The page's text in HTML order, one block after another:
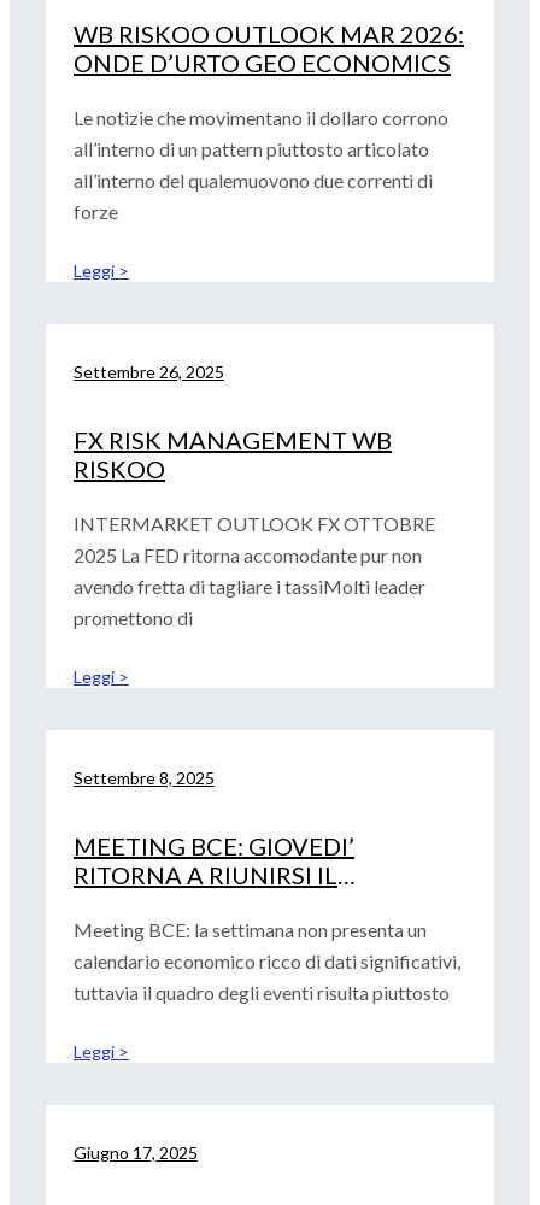
WB RISKOO OUTLOOK MAR 2026:
ONDE D’URTO GEO ECONOMICS
Le notizie che movimentano il dollaro corrono
all’interno di un pattern piuttosto articolato
all’interno del qualemuovono due correnti di
forze
Leggi >
Settembre 26, 2025
FX RISK MANAGEMENT WB
RISKOO
INTERMARKET OUTLOOK FX OTTOBRE
2025 La FED ritorna accomodante pur non
avendo fretta di tagliare i tassiMolti leader
promettono di
Leggi >
Settembre 8, 2025
MEETING BCE: GIOVEDI’
RITORNA A RIUNIRSI IL
CENTRALE EUROPEA
Meeting BCE: la settimana non presenta un
calendario economico ricco di dati significativi,
tuttavia il quadro degli eventi risulta piuttosto
Leggi >
Giugno 17, 2025